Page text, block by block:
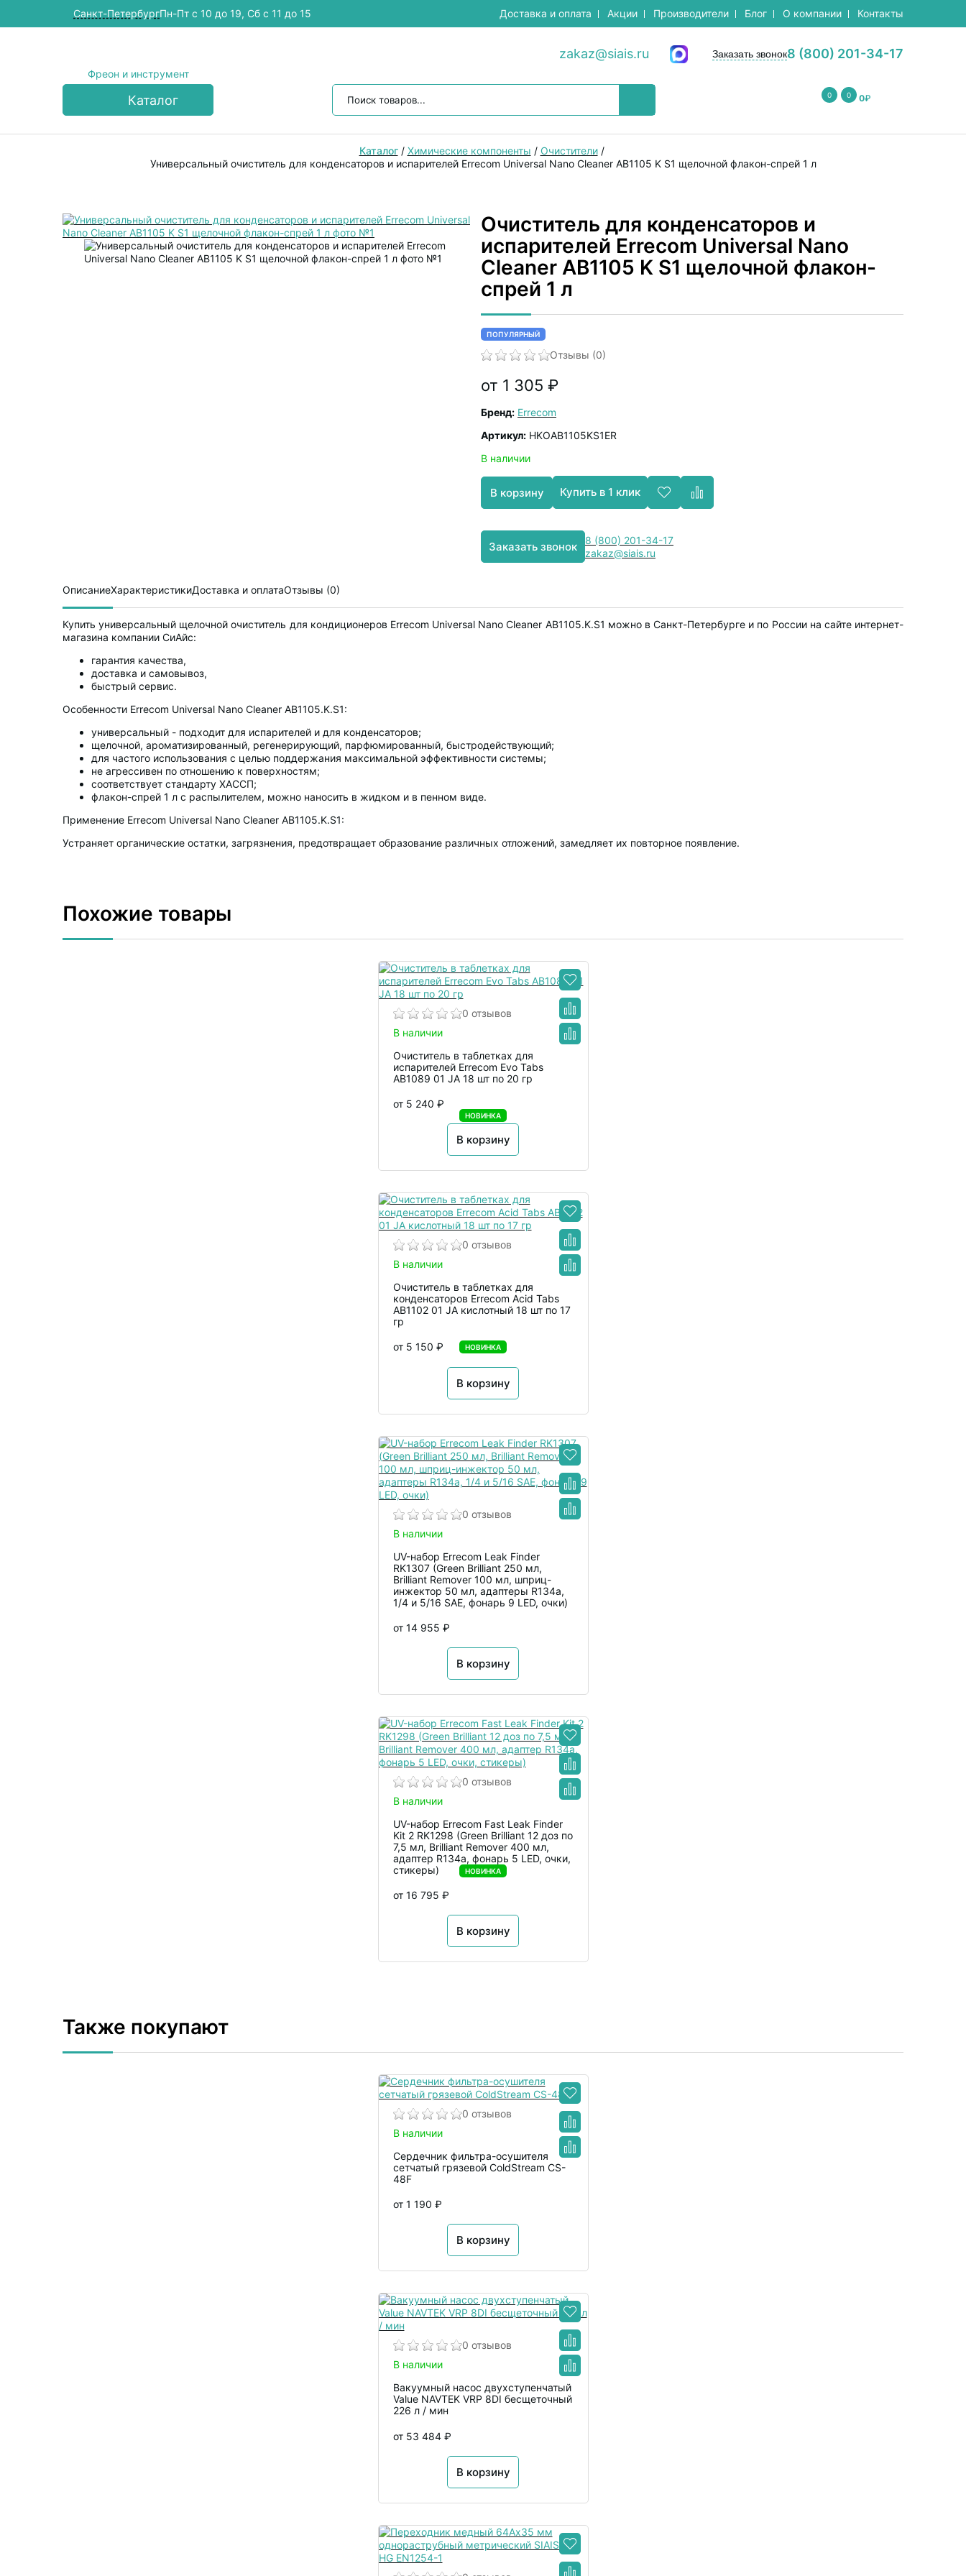
Cанкт-ПетербургПн-Пт с 10 до 19, Сб с 11 до 15 Доставка и оплата Акции Производители Блог О компании Контакты
Фреон и инструмент
zakaz@siais.ru 8 (800) 201-34-17
Заказать звонок
Каталог 0 0 0₽
Каталог/ Химические компоненты / Очистители/
Универсальный очиститель для конденсаторов и испарителей Errecom Universal Nano Cleaner AB1105 K S1 щелочной флакон-спрей 1 л
Очиститель для конденсаторов и
испарителей Errecom Universal Nano
Cleaner AB1105 K S1 щелочной флакон-
спрей 1 л
ПОПУЛЯРНЫЙ
Отзывы (0)
от 1 305 ₽
Бренд: Errecom
Артикул: HKOAB1105KS1ER
В наличии
В корзину Купить в 1 клик
Заказать звонок
8 (800) 201-34-17
zakaz@siais.ru
ОписаниеХарактеристикиДоставка и оплатаОтзывы (0)
Купить универсальный щелочной очиститель для кондиционеров Errecom Universal Nano Cleaner AB1105.K.S1 можно в Санкт-Петербурге и по России на сайте интернет-
магазина компании СиАйс:
гарантия качества,
доставка и самовывоз,
быстрый сервис.
Особенности Errecom Universal Nano Cleaner AB1105.K.S1:
универсальный - подходит для испарителей и для конденсаторов;
щелочной, ароматизированный, регенерирующий, парфюмированный, быстродействующий;
для частого использования с целью поддержания максимальной эффективности системы;
не агрессивен по отношению к поверхностям;
соответствует стандарту ХАССП;
флакон-спрей 1 л с распылителем, можно наносить в жидком и в пенном виде.
Применение Errecom Universal Nano Cleaner AB1105.K.S1:
Устраняет органические остатки, загрязнения, предотвращает образование различных отложений, замедляет их повторное появление.
Похожие товары
0 отзывов
В наличии
Очиститель в таблетках для
испарителей Errecom Evo Tabs
AB1089 01 JA 18 шт по 20 гр
от 5 240 ₽
В корзину
НОВИНКА
0 отзывов
В наличии
Очиститель в таблетках для
конденсаторов Errecom Acid Tabs
AB1102 01 JA кислотный 18 шт по 17
гр
от 5 150 ₽
В корзину
НОВИНКА
0 отзывов
В наличии
UV-набор Errecom Leak Finder
RK1307 (Green Brilliant 250 мл,
Brilliant Remover 100 мл, шприц-
инжектор 50 мл, адаптеры R134a,
1/4 и 5/16 SAE, фонарь 9 LED, очки)
от 14 955 ₽
В корзину
0 отзывов
В наличии
UV-набор Errecom Fast Leak Finder
Kit 2 RK1298 (Green Brilliant 12 доз по
7,5 мл, Brilliant Remover 400 мл,
адаптер R134a, фонарь 5 LED, очки,
стикеры)
от 16 795 ₽
В корзину
НОВИНКА
Также покупают
0 отзывов
В наличии
Сердечник фильтра-осушителя
сетчатый грязевой ColdStream CS-
48F
от 1 190 ₽
В корзину
0 отзывов
В наличии
Вакуумный насос двухступенчатый
Value NAVTEK VRP 8DI бесщеточный
226 л / мин
от 53 484 ₽
В корзину